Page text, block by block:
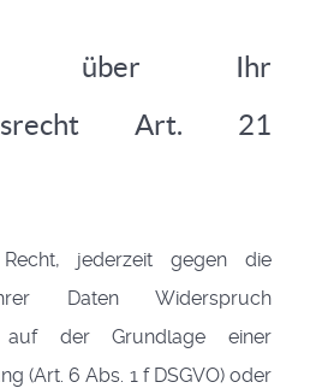
über Ihr
Art. 21
jederzeit gegen die
Daten Widerspruch
auf der Grundlage einer
(Art. 6 Abs. 1 f DSGVO) oder